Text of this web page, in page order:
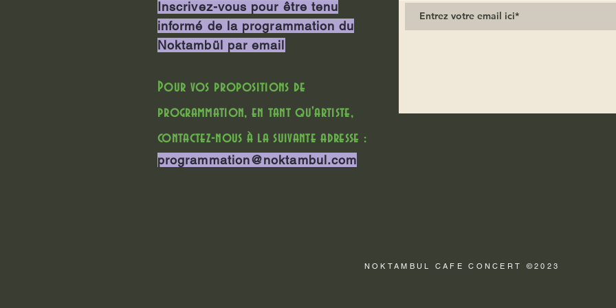
Inscrivez-vous pour être tenu
informé de la programmation du
Noktambül par email
Pour vos propositions de
programmation, en tant qu'artiste,
contactez-nous à la suivante adresse :
programmation@noktambul.com
NOKTAMBUL CAFE CONCERT ©2023